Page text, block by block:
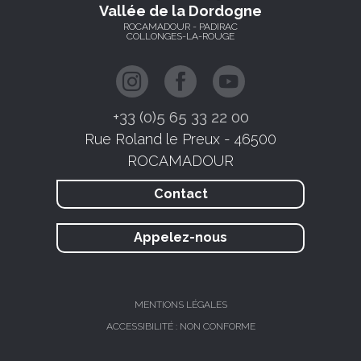
Vallée de la Dordogne
ROCAMADOUR - PADIRAC
COLLONGES-LA-ROUGE
+33 (0)5 65 33 22 00
Rue Roland le Preux - 46500
ROCAMADOUR
Contact
Appelez-nous
MENTIONS LÉGALES
ACCESSIBILITÉ : NON CONFORME